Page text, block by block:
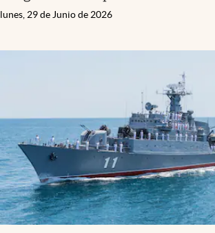
lunes, 29 de Junio de 2026